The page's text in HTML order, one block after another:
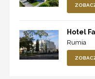
Hotel
Rumia